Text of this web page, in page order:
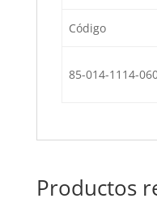
Código
85-014-1114-
Productos